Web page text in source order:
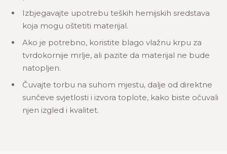
Izbjegavajte upotrebu teških hemijskih sredstava
koja mogu oštetiti materijal.
Ako je potrebno, koristite blago vlažnu krpu za
tvrdokornije mrlje, ali pazite da materijal ne bude
natopljen.
Čuvajte torbu na suhom mjestu, dalje od direktne
sunčeve svjetlosti i izvora toplote, kako biste očuvali
njen izgled i kvalitet.